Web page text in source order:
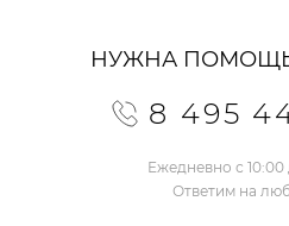
НУЖНА
8 495
Ежедневно с
Ответим на